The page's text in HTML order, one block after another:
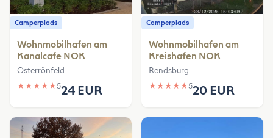
Camperplads
Wohnmobilhafen am
Kanalcafe NOK
Osterrönfeld
★ ★ ★ ★ ★524 EUR
Camperplads
Wohnmobilhafen am
Kreishafen NOK
Rendsburg
★ ★ ★ ★ ★520 EUR